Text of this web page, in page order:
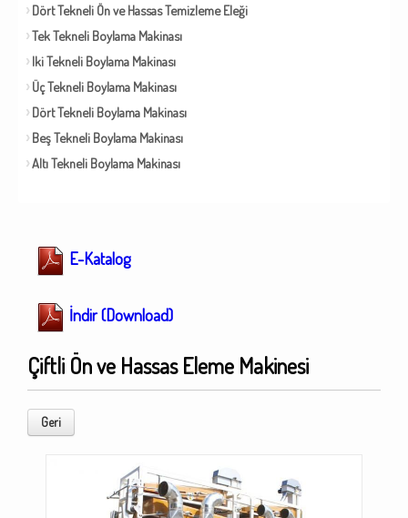
Dört Tekneli Ön ve Hassas Temizleme Eleği
Tek Tekneli Boylama Makinası
Iki Tekneli Boylama Makinası
Üç Tekneli Boylama Makinası
Dört Tekneli Boylama Makinası
Beş Tekneli Boylama Makinası
Altı Tekneli Boylama Makinası
E-Katalog
İndir (Download)
Çiftli Ön ve Hassas Eleme Makinesi
Geri